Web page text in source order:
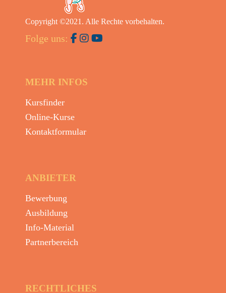
Copyright ©2021. Alle Rechte vorbehalten.
Folge uns:
MEHR INFOS
Kursfinder
Online-Kurse
Kontaktformular
ANBIETER
Bewerbung
Ausbildung
Info-Material
Partnerbereich
RECHTLICHES